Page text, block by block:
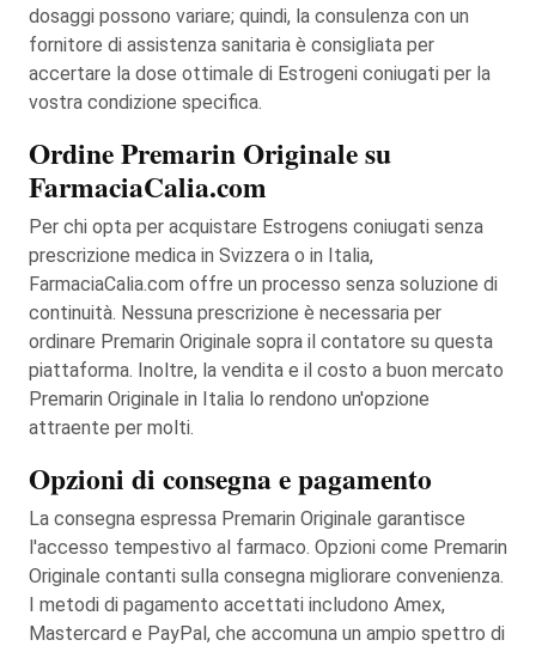
dosaggi possono variare; quindi, la consulenza con un
fornitore di assistenza sanitaria è consigliata per
accertare la dose ottimale di Estrogeni coniugati per la
vostra condizione specifica.
Ordine Premarin Originale su
FarmaciaCalia.com
Per chi opta per acquistare Estrogens coniugati senza
prescrizione medica in Svizzera o in Italia,
FarmaciaCalia.com offre un processo senza soluzione di
continuità. Nessuna prescrizione è necessaria per
ordinare Premarin Originale sopra il contatore su questa
piattaforma. Inoltre, la vendita e il costo a buon mercato
Premarin Originale in Italia lo rendono un'opzione
attraente per molti.
Opzioni di consegna e pagamento
La consegna espressa Premarin Originale garantisce
l'accesso tempestivo al farmaco. Opzioni come Premarin
Originale contanti sulla consegna migliorare convenienza.
I metodi di pagamento accettati includono Amex,
Mastercard e PayPal, che accomuna un ampio spettro di